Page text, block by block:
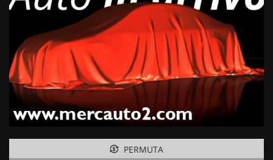
NOLEGGIO BREVE TERMINE
CONTATTI
PERMUTA